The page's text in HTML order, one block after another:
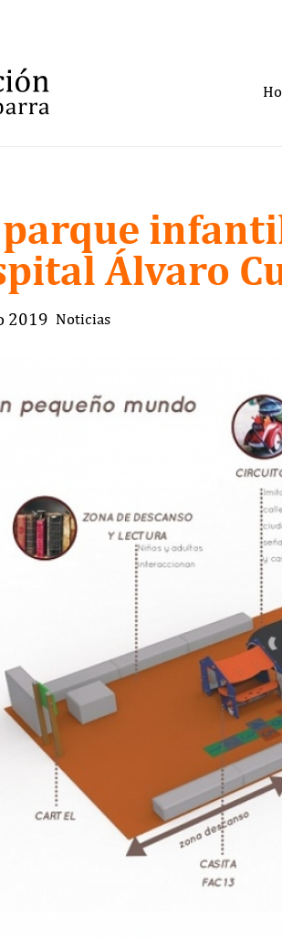
Álvaro
2019 Noticias